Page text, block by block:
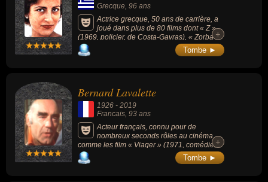
Grecque , 96 ans
Actrice grecque, 50 ans de carrière, a
joué dans plus de 80 films dont « Z »
(1969, policier, de Costa-Gavras), « Zorba le
Grec » (1964), « Antigone » (1961), « Électre
» (1962, tragédie grecque), « Les Troyennes
rappelant intentionnellement l'iconographie
de la Grèce antique.
+
+
Tombe ►
Bernard Lavalette
1926 - 2019
Francais, 93 ans
Acteur français, connu pour de
nombreux seconds rôles au cinéma
comme les film « Viager » (1971, comédie,
de Pierre Tchernia) ou « Gendarme se marie
» (1968, comédie, de Jean Girault). "L’acteur
+
+
Tombe ►